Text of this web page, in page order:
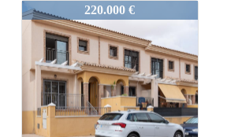
1763 220.000 €